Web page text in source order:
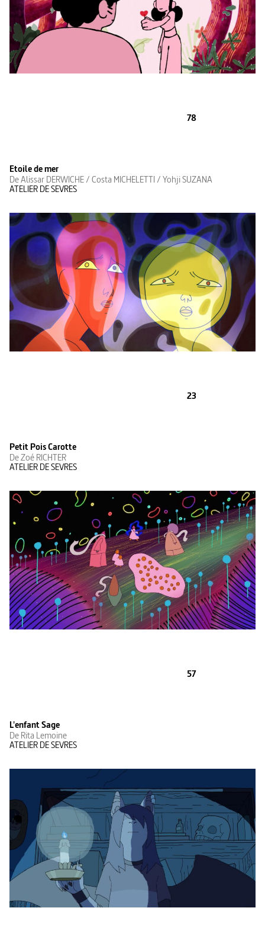
78
Etoile de mer
De Alissar DERWICHE / Costa MICHELETTI / Yohji SUZANA
ATELIER DE SEVRES
23
Petit Pois Carotte
De Zoé RICHTER
ATELIER DE SEVRES
57
L'enfant Sage
De Rita Lemoine
ATELIER DE SEVRES